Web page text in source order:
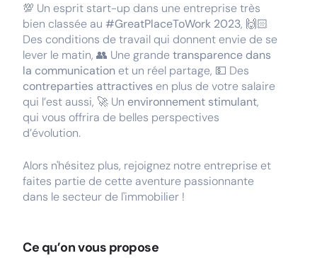
💯 Un esprit start-up dans une entreprise très
bien classée au #GreatPlaceToWork 2023, 🙌🏻
Des conditions de travail qui donnent envie de se
lever le matin, 👥 Une grandetransparence dans
la communication et un réel partage, 💵 Des
contreparties attractives en plus de votre salaire
qui l’est aussi, 🚀 Un environnement stimulant,
qui vous offrira de belles perspectives
d’évolution.
Alors n'hésitez plus, rejoignez notre entreprise et
faites partie de cette aventure passionnante
dans le secteur de l'immobilier !
Ce qu’on vous propose